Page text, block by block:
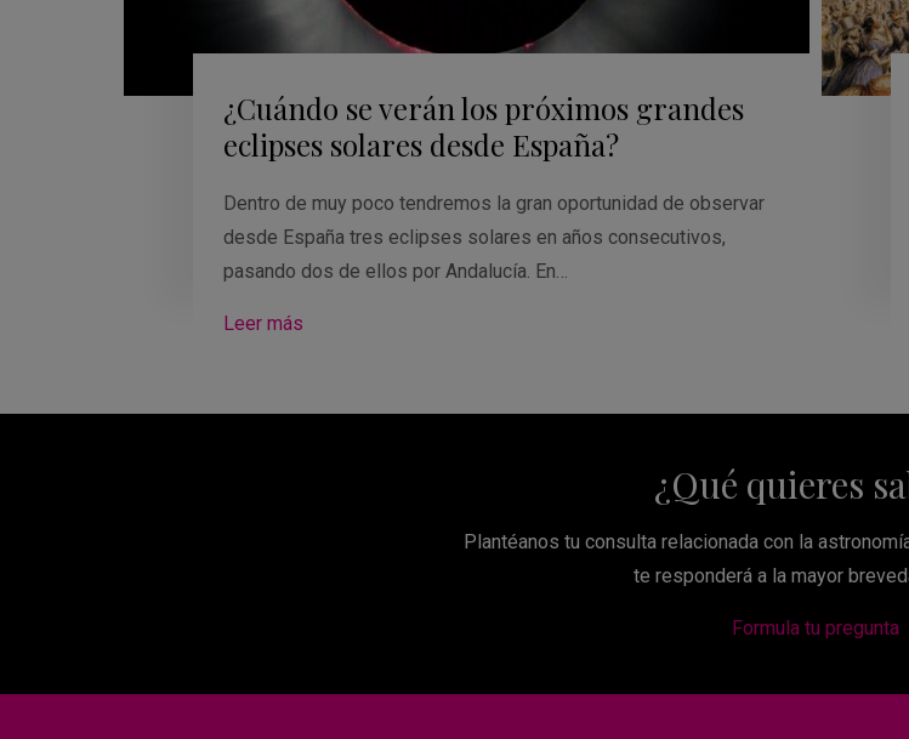
¿Cuándo se verán los próximos grandes
eclipses solares desde España?
Dentro de muy poco tendremos la gran oportunidad de observar
desde España tres eclipses solares en años consecutivos,
pasando dos de ellos por Andalucía. En…
Leer más
¿Qué quieres
Plantéanos tu consulta relacionada con la
te responderá a la mayor
Formula tu pregunta